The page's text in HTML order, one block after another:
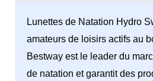
Lunettes de Natation Hydro
amateurs de loisirs actifs au
Bestway est le leader du
de natation et garantit des